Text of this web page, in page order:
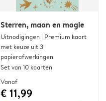
Sterren, maan en magie
Uitnodigingen | Premium kaart
met keuze uit 3
papierafwerkingen
Set van 10 kaarten
Vanaf
€ 11,99